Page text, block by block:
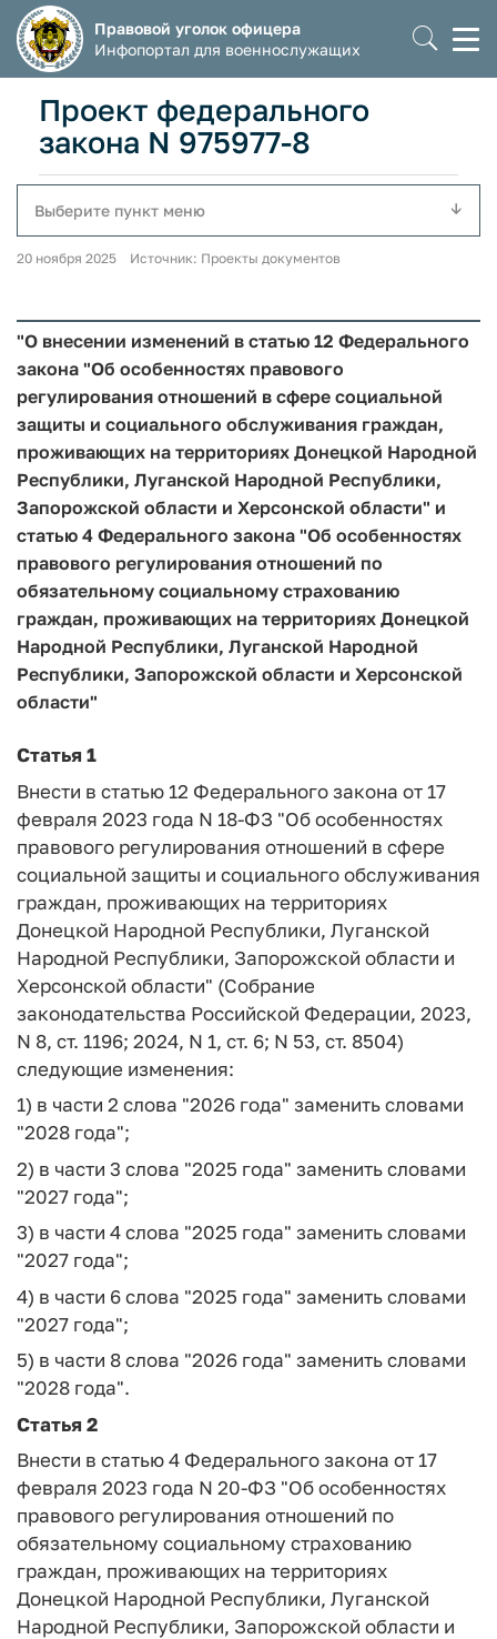
Правовой уголок офицера
Инфопортал для военнослужащих
Проект федерального
закона N 975977-8
Выберите пункт меню
20 ноября 2025 Источник: Проекты документов
"О внесении изменений в статью 12 Федерального
закона "Об особенностях правового
регулирования отношений в сфере социальной
защиты и социального обслуживания граждан,
проживающих на территориях Донецкой Народной
Республики, Луганской Народной Республики,
Запорожской области и Херсонской области" и
статью 4 Федерального закона "Об особенностях
правового регулирования отношений по
обязательному социальному страхованию
граждан, проживающих на территориях Донецкой
Народной Республики, Луганской Народной
Республики, Запорожской области и Херсонской
области"
Статья 1
Внести в статью 12 Федерального закона от 17
февраля 2023 года N 18-ФЗ "Об особенностях
правового регулирования отношений в сфере
социальной защиты и социального обслуживания
граждан, проживающих на территориях
Донецкой Народной Республики, Луганской
Народной Республики, Запорожской области и
Херсонской области" (Собрание
законодательства Российской Федерации, 2023,
N 8, ст. 1196; 2024, N 1, ст. 6; N 53, ст. 8504)
следующие изменения:
1) в части 2 слова "2026 года" заменить словами
"2028 года";
2) в части 3 слова "2025 года" заменить словами
"2027 года";
3) в части 4 слова "2025 года" заменить словами
"2027 года";
4) в части 6 слова "2025 года" заменить словами
"2027 года";
5) в части 8 слова "2026 года" заменить словами
"2028 года".
Статья 2
Внести в статью 4 Федерального закона от 17
февраля 2023 года N 20-ФЗ "Об особенностях
правового регулирования отношений по
обязательному социальному страхованию
граждан, проживающих на территориях
Донецкой Народной Республики, Луганской
Народной Республики, Запорожской области и